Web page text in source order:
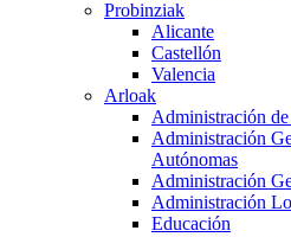
Probinziak
Alicante
Castellón
Valencia
Arloak
Administración de
Administración
Autónomas
Administración
Administración
Educación